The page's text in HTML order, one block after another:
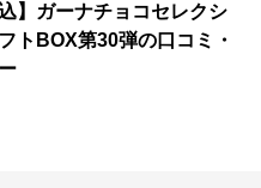
込】ガーナチョコセレクシ
トBOX第30弾の口コミ・